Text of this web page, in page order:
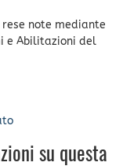
note mediante
e Abilitazioni del
su questa